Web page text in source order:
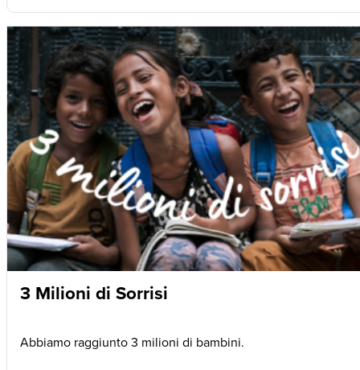
3 Milioni di Sorrisi
Abbiamo raggiunto 3 milioni di bambini.